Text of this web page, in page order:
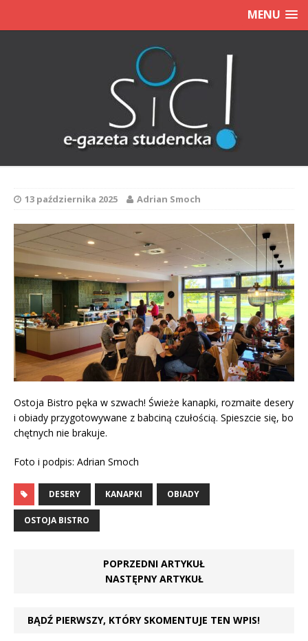
MENU
13 października 2025 Adrian Smoch
Ostoja Bistro pęka w szwach! Świeże kanapki, rozmaite desery
i obiady przygotowywane z babciną czułością. Spieszcie się, bo
chętnych nie brakuje.
Foto i podpis: Adrian Smoch
DESERY KANAPKI OBIADY
OSTOJA BISTRO
POPRZEDNI ARTYKUŁ
NASTĘPNY ARTYKUŁ
BĄDŹ PIERWSZY, KTÓRY SKOMENTUJE TEN WPIS!